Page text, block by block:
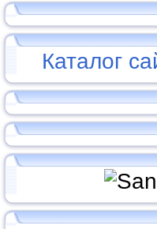
Каталог